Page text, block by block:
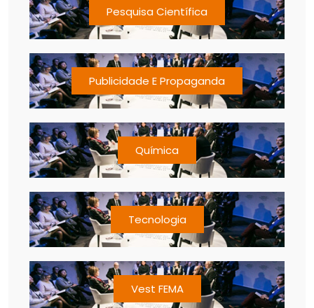
Pesquisa Científica
Publicidade E Propaganda
Química
Tecnologia
Vest FEMA